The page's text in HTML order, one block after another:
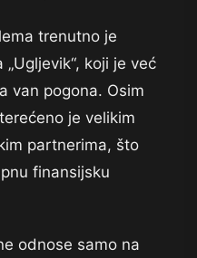
trenutno je
koji je već
van pogona. Osim
je velikim
partnerima, što
finansijsku
odnose samo na